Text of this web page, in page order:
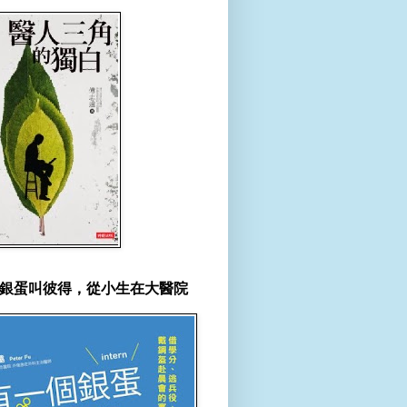
蛋叫彼得，從小生在大醫院